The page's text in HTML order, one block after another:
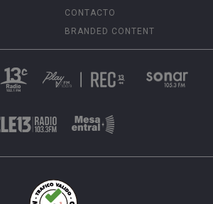
CONTACTO
BRANDED CONTENT